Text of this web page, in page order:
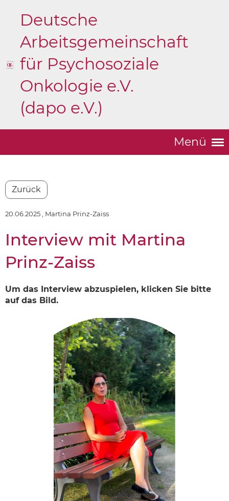
Deutsche
Arbeitsgemeinschaft
für Psychosoziale
Onkologie e.V.
(dapo e.V.)
Menü
Zurück
20.06.2025 , Martina Prinz-Zaiss
Interview mit Martina
Prinz-Zaiss
Um das Interview abzuspielen, klicken Sie bitte
auf das Bild.